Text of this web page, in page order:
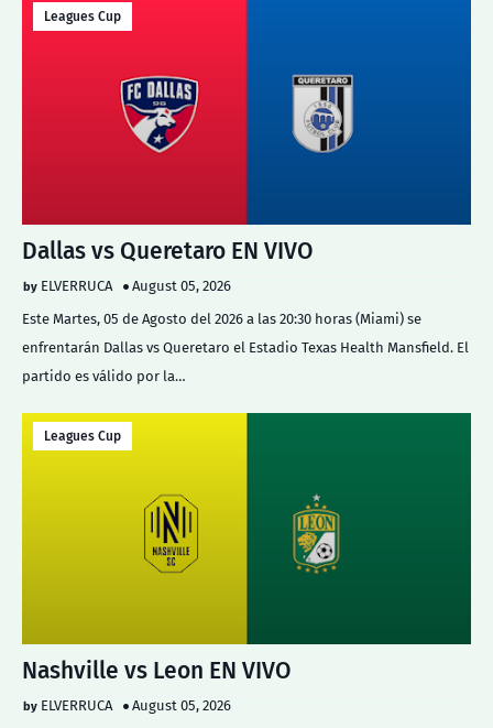
Leagues Cup
Dallas vs Queretaro EN VIVO
ELVERRUCA
August 05, 2026
Este Martes, 05 de Agosto del 2026 a las 20:30 horas (Miami) se
enfrentarán Dallas vs Queretaro el Estadio Texas Health Mansfield. El
partido es válido por la…
Leagues Cup
Nashville vs Leon EN VIVO
ELVERRUCA
August 05, 2026